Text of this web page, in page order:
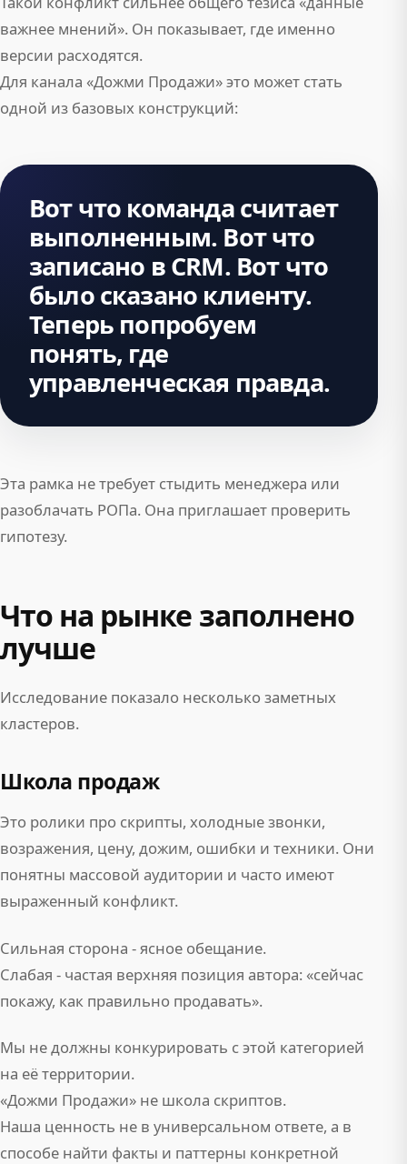
важнее мнений». Он показывает, где именно
версии расходятся.
Для канала «Дожми Продажи» это может стать
одной из базовых конструкций:
Вот что команда считает
выполненным. Вот что
записано в CRM. Вот что
было сказано клиенту.
Теперь попробуем
понять, где
управленческая правда.
Эта рамка не требует стыдить менеджера или
разоблачать РОПа. Она приглашает проверить
гипотезу.
Что на рынке заполнено
лучше
Исследование показало несколько заметных
кластеров.
Школа продаж
Это ролики про скрипты, холодные звонки,
возражения, цену, дожим, ошибки и техники. Они
понятны массовой аудитории и часто имеют
выраженный конфликт.
Сильная сторона - ясное обещание.
Слабая - частая верхняя позиция автора: «сейчас
покажу, как правильно продавать».
Мы не должны конкурировать с этой категорией
на её территории.
«Дожми Продажи» не школа скриптов.
Наша ценность не в универсальном ответе, а в
способе найти факты и паттерны конкретной